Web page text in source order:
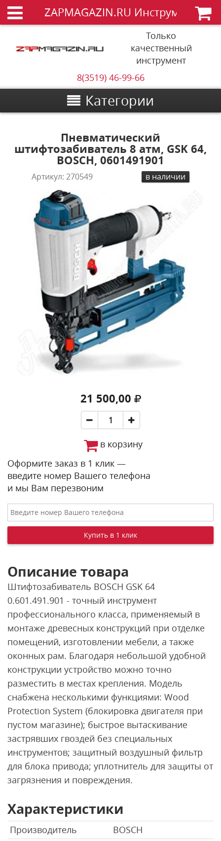
ZAPMAGAZIN.RU Инструменты
Только
качественный
инструмент
8(3519) 46-99-66
Категории
Пневматический
штифтозабиватель 8 атм, GSK 64,
BOSCH, 0601491901
Артикул:270549 в наличии
21 500,00
в корзину
Оформите заказ в 1 клик —
введите номер Вашего телефона
и мы Вам перезвоним
Описание товара
Штифтозабиватель BOSCH GSK 64
0.601.491.901 - точный инструмент
профессионального класса, применяемый в
монтаже древесных конструкций при отделке
помещений, изготовлении мебели, а также
оконных рам. Благодаря небольшой удобной
конструкции устройство можно точно
разместить в местах крепления. Модель
снабжена несколькими функциями: Wood
Protection System (блокировка двигателя при
пустом магазине); быстрое вытаскивание
застрявших гвоздей без специальных
инструментов; защитный воздушный фильтр
для блока привода; уплотнитель для защиты от
загрязнения и повреждения.
Характеристики
Производитель
BOSCH